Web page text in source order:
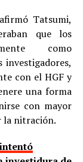
Tatsumi,
que los
como
investigadores,
con el HGF y
una forma
con mayor
la nitración.